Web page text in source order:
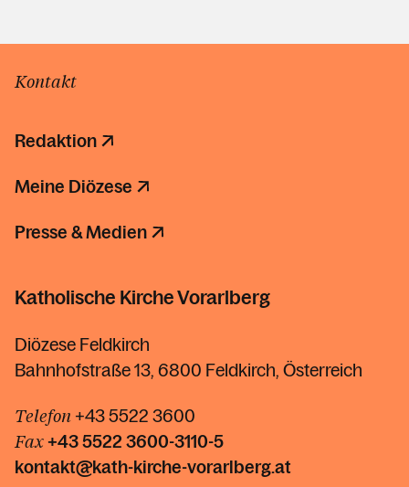
Kontakt
Redaktion
Meine Diözese
Presse & Medien
Katholische Kirche Vorarlberg
Diözese Feldkirch
Bahnhofstraße 13, 6800 Feldkirch, Österreich
Telefon +43 5522 3600
Fax+43 5522 3600-3110-5
kontakt@kath-kirche-vorarlberg.at